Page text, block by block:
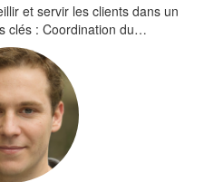
et servir les clients dans un
clés : Coordination du…